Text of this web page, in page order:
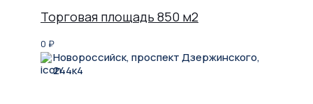
Торговая площадь 850 м2
0 ₽
Новороссийск, проспект Дзержинского,
244к4